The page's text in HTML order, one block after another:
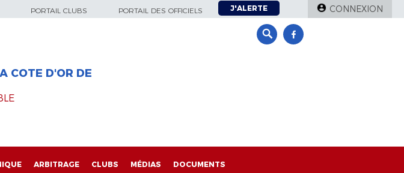
PORTAIL CLUBS PORTAIL DES OFFICIELS J'ALERTE CONNEXION
COTE D'OR DE
ARBITRAGE CLUBS MÉDIAS DOCUMENTS